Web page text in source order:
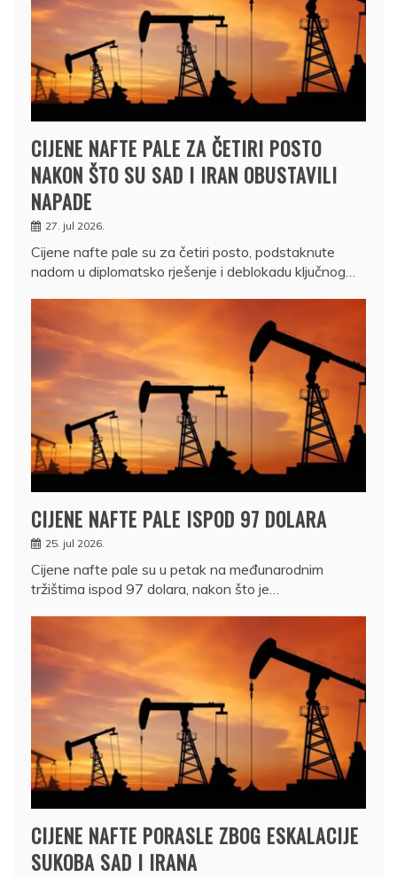
CIJENE NAFTE PALE ZA ČETIRI POSTO
NAKON ŠTO SU SAD I IRAN OBUSTAVILI
NAPADE
27. jul 2026.
Cijene nafte pale su za četiri posto, podstaknute
nadom u diplomatsko rješenje i deblokadu ključnog…
CIJENE NAFTE PALE ISPOD 97 DOLARA
25. jul 2026.
Cijene nafte pale su u petak na međunarodnim
tržištima ispod 97 dolara, nakon što je…
CIJENE NAFTE PORASLE ZBOG ESKALACIJE
SUKOBA SAD I IRANA